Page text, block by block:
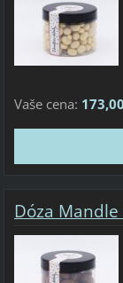
Vaše cena:
Dóza